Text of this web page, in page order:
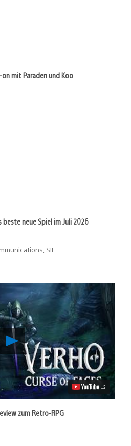
mit Paraden und Koo
beste neue Spiel im Juli 2026
SIE
Verho
–
Curse
of
Faces:
PS5-
Preview
zum
Retro-
zum Retro-RPG